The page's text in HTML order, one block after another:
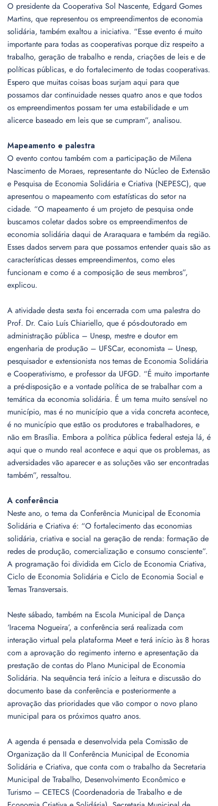
O presidente da Cooperativa Sol Nascente, Edgard Gomes
Martins, que representou os empreendimentos de economia
solidária, também exaltou a iniciativa. “Esse evento é muito
importante para todas as cooperativas porque diz respeito a
trabalho, geração de trabalho e renda, criações de leis e de
políticas públicas, e do fortalecimento de todas cooperativas.
Espero que muitas coisas boas surjam aqui para que
possamos dar continuidade nesses quatro anos e que todos
os empreendimentos possam ter uma estabilidade e um
alicerce baseado em leis que se cumpram”, analisou.
Mapeamento e palestra
O evento contou também com a participação de Milena
Nascimento de Moraes, representante do Núcleo de Extensão
e Pesquisa de Economia Solidária e Criativa (NEPESC), que
apresentou o mapeamento com estatísticas do setor na
cidade. “O mapeamento é um projeto de pesquisa onde
buscamos coletar dados sobre os empreendimentos de
economia solidária daqui de Araraquara e também da região.
Esses dados servem para que possamos entender quais são as
características desses empreendimentos, como eles
funcionam e como é a composição de seus membros”,
explicou.
A atividade desta sexta foi encerrada com uma palestra do
Prof. Dr. Caio Luís Chiariello, que é pós-doutorado em
administração pública – Unesp, mestre e doutor em
engenharia de produção – UFSCar, economista – Unesp,
pesquisador e extensionista nos temas de Economia Solidária
e Cooperativismo, e professor da UFGD. “É muito importante
a pré-disposição e a vontade política de se trabalhar com a
temática da economia solidária. É um tema muito sensível no
município, mas é no município que a vida concreta acontece,
é no município que estão os produtores e trabalhadores, e
não em Brasília. Embora a política pública federal esteja lá, é
aqui que o mundo real acontece e aqui que os problemas, as
adversidades vão aparecer e as soluções vão ser encontradas
também”, ressaltou.
A conferência
Neste ano, o tema da Conferência Municipal de Economia
Solidária e Criativa é: “O fortalecimento das economias
solidária, criativa e social na geração de renda: formação de
redes de produção, comercialização e consumo consciente”.
A programação foi dividida em Ciclo de Economia Criativa,
Ciclo de Economia Solidária e Ciclo de Economia Social e
Temas Transversais.
Neste sábado, também na Escola Municipal de Dança
‘Iracema Nogueira’, a conferência será realizada com
interação virtual pela plataforma Meet e terá início às 8 horas
com a aprovação do regimento interno e apresentação da
prestação de contas do Plano Municipal de Economia
Solidária. Na sequência terá início a leitura e discussão do
documento base da conferência e posteriormente a
aprovação das prioridades que vão compor o novo plano
municipal para os próximos quatro anos.
A agenda é pensada e desenvolvida pela Comissão de
Organização da II Conferência Municipal de Economia
Solidária e Criativa, que conta com o trabalho da Secretaria
Municipal de Trabalho, Desenvolvimento Econômico e
Turismo – CETECS (Coordenadoria de Trabalho e de